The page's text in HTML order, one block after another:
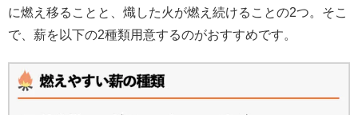
に燃え移ることと、熾した火が燃え続けることの2つ。そこ
で、薪を以下の2種類用意するのがおすすめです。